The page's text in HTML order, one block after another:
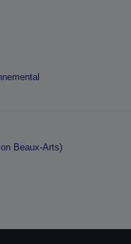
Beaux-Arts)